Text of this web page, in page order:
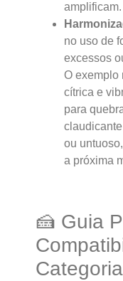
amplificam.
no uso de
excessos
O exemplo
cítrica e
para
ou
a próxima
🍰 Guia
Categoria